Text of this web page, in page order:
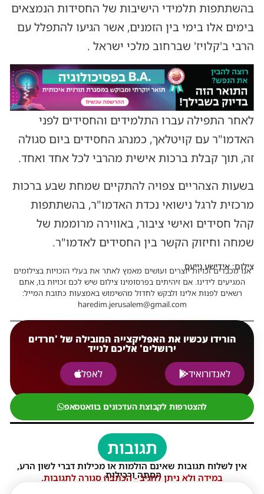
בהשתתפות תלמידי הישיבות של החסידות הנמצאים
בימים אלו בימי בין הזמנים, אשר הגיעו להתפלל עם
הרבי ב'קלויז' שברחוב מלכי ישראל .
לאחר התפילה עברו התלמידים והחסידים לפני
האדמו"ר עם קויטלאך, כמנהג החסידים ביום סגולה
זה, תוך קבלת ברכות אישית מהרבי לכל אחד ואחד.
בשעות הצהריים צפויה להתקיים שמחת שבע ברכות
מרכזית לרגל נישואי נכדת האדמו"ר, בהשתתפות
קהל חסידים ואישי ציבור, באווירה מרוממת של
שמחה וחיזוק הקשר בין החסידים לאדמו"ר.
צילום: אידישע נייעס
אנו מכבדים זכויות יוצרים ועושים מאמץ לאתר את בעלי הזכויות בצילומים
המגיעים לידינו. אם זיהיתים בפרסומינו צילום שיש לכם זכויות בו, אתם
רשאים לפנות אלינו ולבקש לחדול מהשימוש באמצעות כתובת המייל:
haredim.jerusalem@gmail.com
הורידו עכשיו את האפליקצייה המובילה של 'חרדים
ירושלים' אליכם לנייד
לאנדורואיד
לאפל
להצטרפות לקבוצת העדכונים בוואטסאפ
תגובות
אין לשלוח תגובות שאינם הולמות או מכילות דברי לשון הרע,
הסתה ורכילות.
במידה ולא ניתן להגיב - הכתבה סגורה לתגובות.